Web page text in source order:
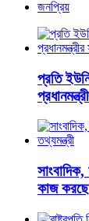
জনপ্রিয়
প্রতি
কাজ করছে